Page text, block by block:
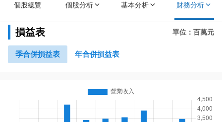
個股總覽 個股分析 基本分析 財務分析
損益表 單位：百萬元
季合併損益表 年合併損益表